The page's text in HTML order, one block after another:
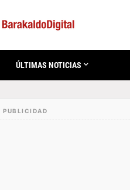
ÚLTIMAS NOTICIAS